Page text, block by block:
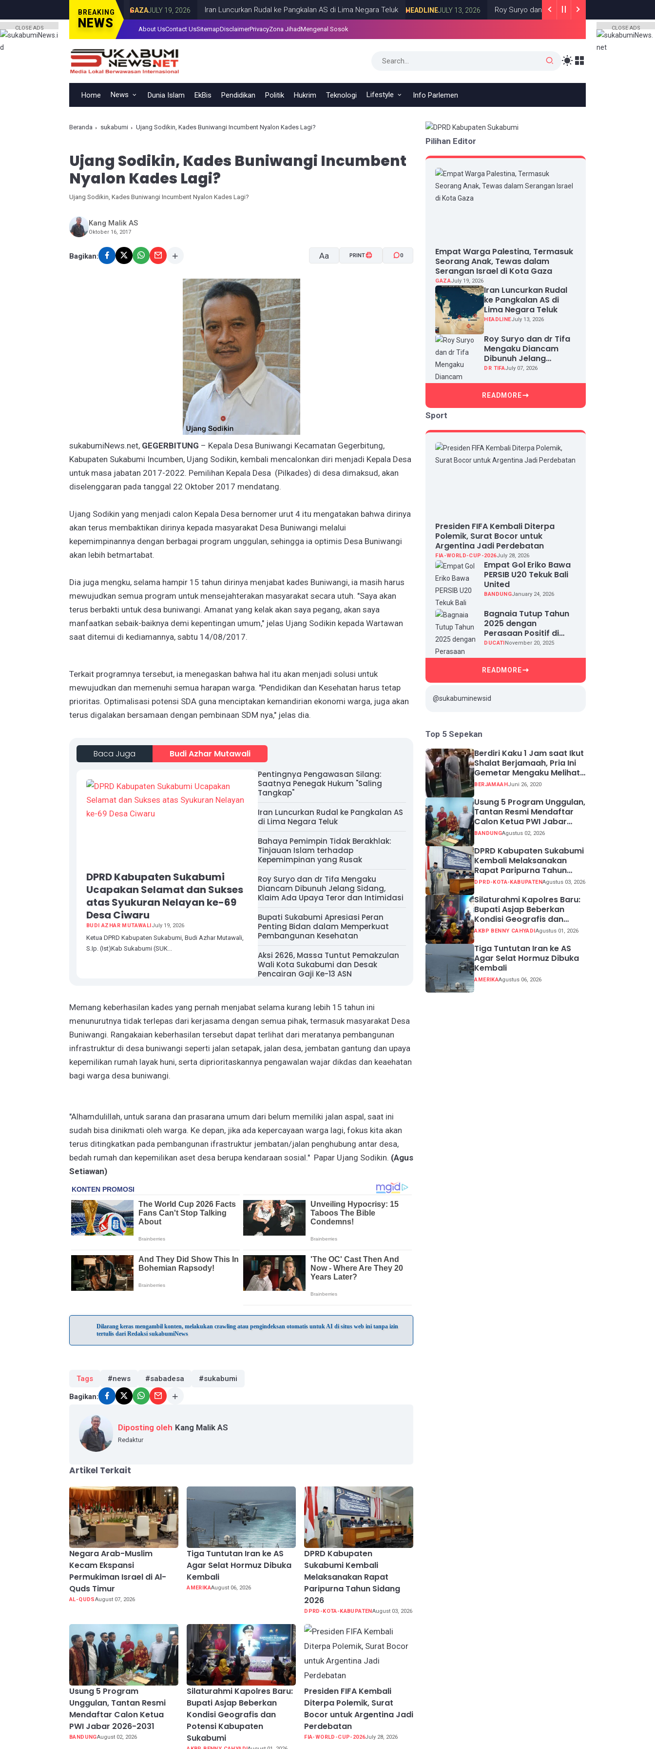
BREAKING
NEWS
Israel di Kota Gaza GAZAJULY 19, 2026 Iran Luncurkan Rudal ke Pangkalan AS di Lima Negara Teluk HEADLINE JULY 13, 2026 Roy Suryo dan dr Tifa Mengaku Diancam Dibunuh
About UsContact UsSitemapDisclaimerPrivacyZona JihadMengenal Sosok
Home News Dunia Islam EkBis Pendidikan Politik Hukrim Teknologi Lifestyle Info Parlemen
Beranda sukabumi Ujang Sodikin, Kades Buniwangi Incumbent Nyalon Kades Lagi?
Ujang Sodikin, Kades Buniwangi Incumbent
Nyalon Kades Lagi?
Ujang Sodikin, Kades Buniwangi Incumbent Nyalon Kades Lagi?
Kang Malik AS
Oktober 16, 2017
Bagikan: Aa PRINT 0
sukabumiNews.net, GEGERBITUNG – Kepala Desa Buniwangi Kecamatan Gegerbitung,
Kabupaten Sukabumi Incumben, Ujang Sodikin, kembali mencalonkan diri menjadi Kepala Desa
untuk masa jabatan 2017-2022. Pemilihan Kepala Desa (Pilkades) di desa dimaksud, akan
diselenggaran pada tanggal 22 Oktober 2017 mendatang.
Ujang Sodikin yang menjadi calon Kepala Desa bernomer urut 4 itu mengatakan bahwa dirinya
akan terus membaktikan dirinya kepada masyarakat Desa Buniwangi melalui
kepemimpinannya dengan berbagai program unggulan, sehingga ia optimis Desa Buniwangi
akan lebih betmartabat.
Dia juga mengku, selama hampir 15 tahun dirinya menjabat kades Buniwangi, ia masih harus
mewujudkan semua program untuk mensejahterakan masyarakat secara utuh. "Saya akan
terus berbakti untuk desa buniwangi. Amanat yang kelak akan saya pegang, akan saya
manfaatkan sebaik-baiknya demi kepentingan umum," jelas Ujang Sodikin kepada Wartawan
saat ditemui di kediamannya, sabtu 14/08/2017.
Terkait programnya tersebut, ia menegaskan bahwa hal itu akan menjadi solusi untuk
mewujudkan dan memenuhi semua harapan warga. "Pendidikan dan Kesehatan harus tetap
prioritas. Optimalisasi potensi SDA guna menciptakan kemandirian ekonomi warga, juga akan
terus digalakan bersamaan dengan pembinaan SDM nya," jelas dia.
Baca Juga Budi Azhar Mutawali
DPRD Kabupaten Sukabumi
Ucapakan Selamat dan Sukses
atas Syukuran Nelayan ke-69
Desa Ciwaru
BUDI AZHAR MUTAWALI July 19, 2026
Ketua DPRD Kabupaten Sukabumi, Budi Azhar Mutawali,
S.Ip. (Ist)Kab Sukabumi (SUK...
Pentingnya Pengawasan Silang:
Saatnya Penegak Hukum "Saling
Tangkap"
Iran Luncurkan Rudal ke Pangkalan AS
di Lima Negara Teluk
Bahaya Pemimpin Tidak Berakhlak:
Tinjauan Islam terhadap
Kepemimpinan yang Rusak
Roy Suryo dan dr Tifa Mengaku
Diancam Dibunuh Jelang Sidang,
Klaim Ada Upaya Teror dan Intimidasi
Bupati Sukabumi Apresiasi Peran
Penting Bidan dalam Memperkuat
Pembangunan Kesehatan
Aksi 2626, Massa Tuntut Pemakzulan
Wali Kota Sukabumi dan Desak
Pencairan Gaji Ke-13 ASN
Memang keberhasilan kades yang pernah menjabat selama kurang lebih 15 tahun ini
menunurutnya tidak terlepas dari kerjasama dengan semua pihak, termasuk masyarakat Desa
Buniwangi. Rangakaian keberhasilan tersebut dapat terlihat dari meratanya pembangunan
infrastruktur di desa buniwangi seperti jalan setapak, jalan desa, jembatan gantung dan upaya
kepemilikan rumah layak huni, serta diprioritaskannya pengawalan wajar dikdas dan keaehatan
bagi warga desa buniwangi.
"Alhamdulillah, untuk sarana dan prasarana umum dari belum memiliki jalan aspal, saat ini
sudah bisa dinikmati oleh warga. Ke depan, jika ada kepercayaan warga lagi, fokus kita akan
terus ditingkatkan pada pembangunan ifrastruktur jembatan/jalan penghubung antar desa,
bedah rumah dan kepemilikan aset desa berupa kendaraan sosial." Papar Ujang Sodikin. (Agus
Setiawan)
Dilarang keras mengambil konten, melakukan crawling atau pengindeksan otomatis untuk AI di situs web ini tanpa izin
tertulis dari Redaksi sukabumiNews
Tags #news #sabadesa #sukabumi
Bagikan:
Diposting oleh Kang Malik AS
Redaktur
Artikel Terkait
Negara Arab-Muslim
Kecam Ekspansi
Permukiman Israel di Al-
Quds Timur
AL-QUDSAugust 07, 2026
Tiga Tuntutan Iran ke AS
Agar Selat Hormuz Dibuka
Kembali
AMERIKAAugust 06, 2026
DPRD Kabupaten
Sukabumi Kembali
Melaksanakan Rapat
Paripurna Tahun Sidang
2026
DPRD-KOTA-KABUPATENAugust 03, 2026
Usung 5 Program
Unggulan, Tantan Resmi
Mendaftar Calon Ketua
PWI Jabar 2026-2031
BANDUNGAugust 02, 2026
Silaturahmi Kapolres Baru:
Bupati Asjap Beberkan
Kondisi Geografis dan
Potensi Kabupaten
Sukabumi
Presiden FIFA Kembali
Diterpa Polemik, Surat
Bocor untuk Argentina Jadi
Perdebatan
FIA-WORLD-CUP-2026July 28, 2026
Pilihan Editor
Empat Warga Palestina, Termasuk
Seorang Anak, Tewas dalam
Serangan Israel di Kota Gaza
GAZAJuly 19, 2026
Iran Luncurkan Rudal
ke Pangkalan AS di
Lima Negara Teluk
HEADLINEJuly 13, 2026
Roy Suryo dan dr Tifa
Mengaku Diancam
Dibunuh Jelang
Sidang, Klaim Ada
DR TIFAJuly 07, 2026
READMORE
Sport
Presiden FIFA Kembali Diterpa
Polemik, Surat Bocor untuk
Argentina Jadi Perdebatan
FIA-WORLD-CUP-2026July 28, 2026
Empat Gol Eriko Bawa
PERSIB U20 Tekuk Bali
United
BANDUNGJanuary 24, 2026
Bagnaia Tutup Tahun
2025 dengan
Perasaan Positif di
Valencia Test
DUCATINovember 20, 2025
READMORE
@sukabuminewsid
Top 5 Sepekan
Berdiri Kaku 1 Jam saat Ikut
Shalat Berjamaah, Pria Ini
Gemetar Mengaku Melihat
Api ketika Sadar
BERJAMAAHJuni 26, 2020
Usung 5 Program Unggulan,
Tantan Resmi Mendaftar
Calon Ketua PWI Jabar
2026-2031
BANDUNGAgustus 02, 2026
DPRD Kabupaten Sukabumi
Kembali Melaksanakan
Rapat Paripurna Tahun
Sidang 2026
DPRD-KOTA-KABUPATENAgustus 03, 2026
Silaturahmi Kapolres Baru:
Bupati Asjap Beberkan
Kondisi Geografis dan
Potensi Kabupaten
AKBP BENNY CAHYADIAgustus 01, 2026
Tiga Tuntutan Iran ke AS
Agar Selat Hormuz Dibuka
Kembali
AMERIKAAgustus 06, 2026
CLOSE ADS CLOSE ADS